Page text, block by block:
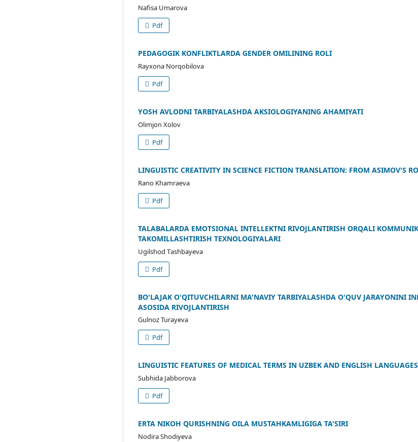
Nafisa Umarova
Pdf
PEDAGOGIK KONFLIKTLARDA GENDER OMILINING ROLI
Rayxona Norqobilova
Pdf
YOSH AVLODNI TARBIYALASHDA AKSIOLOGIYANING AHAMIYATI
Olimjon Xolov
Pdf
LINGUISTIC CREATIVITY IN SCIENCE FICTION TRANSLATION: FROM ASIMOV'S
Rano Khamraeva
Pdf
TALABALARDA EMOTSIONAL INTELLEKTNI RIVOJLANTIRISH ORQALI
TAKOMILLASHTIRISH TEXNOLOGIYALARI
Ugilshоd Tаshbаyеvа
Pdf
BO'LAJAK O'QITUVCHILARNI MA'NAVIY TARBIYALASHDA O'QUV JARAYONINI
ASOSIDA RIVOJLANTIRISH
Gulnoz Turayeva
Pdf
LINGUISTIC FEATURES OF MEDICAL TERMS IN UZBEK AND ENGLISH LANGUAGES
Subhida Jabborova
Pdf
ERTA NIKOH QURISHNING OILA MUSTAHKAMLIGIGA TA'SIRI
Nodira Shodiyeva